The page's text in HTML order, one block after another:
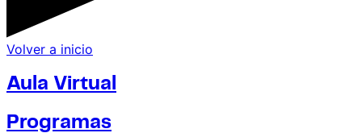
Volver a inicio
Aula Virtual
Programas